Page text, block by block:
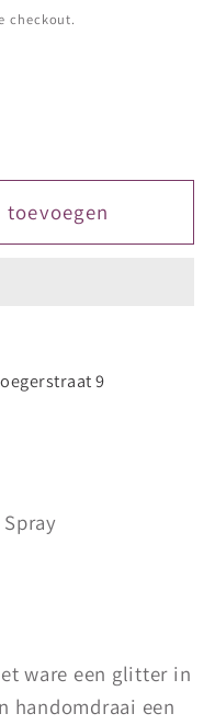
checkout.
9
ware een glitter in
handomdraai een